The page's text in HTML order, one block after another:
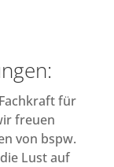
für
freuen
von bspw.
Lust auf